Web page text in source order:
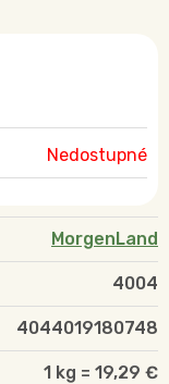
Nedostupné
MorgenLand
4004
4044019180748
1 kg = 19,29 €